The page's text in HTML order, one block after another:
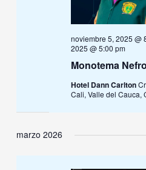
Monotema
noviembre 5, 2025 @
2025 @ 5:00 pm
Hotel Dann Carlton
Cali, Valle del Cauca,
marzo 2026